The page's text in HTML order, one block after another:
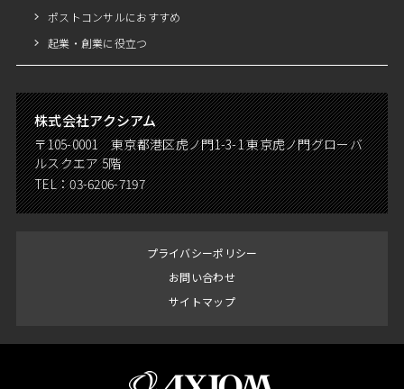
ポストコンサルにおすすめ
起業・創業に役立つ
株式会社アクシアム
〒105-0001 東京都港区虎ノ門1-3-1 東京虎ノ門グローバ
ルスクエア 5階
TEL：03-6206-7197
プライバシーポリシー
お問い合わせ
サイトマップ